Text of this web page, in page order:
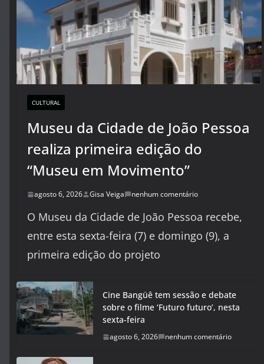
CULTURAL
Museu da Cidade de João Pessoa
realiza primeira edição do
“Museu em Movimento”
agosto 6, 2026 Gisa Veiga nenhum comentário
O Museu da Cidade de João Pessoa recebe,
entre esta sexta-feira (7) e domingo (9), a
primeira edição do projeto
Cine Bangüê tem sessão e debate
sobre o filme ‘Futuro futuro’, nesta
sexta-feira
agosto 6, 2026 nenhum comentário